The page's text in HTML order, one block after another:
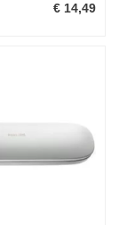
€ 14,49